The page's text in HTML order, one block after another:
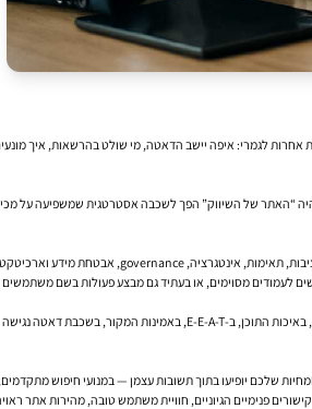
פנימיים הגיוניים, חוויית משתמש טובה, מהירות אתר